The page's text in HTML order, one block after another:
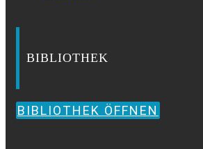
BIBLIOTHEK
BIBLIOTHEK ÖFFNEN